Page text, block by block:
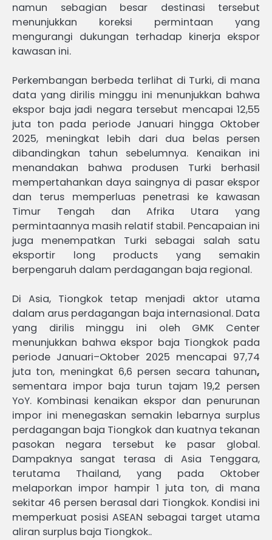
namun sebagian besar destinasi tersebut
menunjukkan koreksi permintaan yang
mengurangi dukungan terhadap kinerja ekspor
kawasan ini.
Perkembangan berbeda terlihat di Turki, di mana
data yang dirilis minggu ini menunjukkan bahwa
ekspor baja jadi negara tersebut mencapai 12,55
juta ton pada periode Januari hingga Oktober
2025, meningkat lebih dari dua belas persen
dibandingkan tahun sebelumnya. Kenaikan ini
menandakan bahwa produsen Turki berhasil
mempertahankan daya saingnya di pasar ekspor
dan terus memperluas penetrasi ke kawasan
Timur Tengah dan Afrika Utara yang
permintaannya masih relatif stabil. Pencapaian ini
juga menempatkan Turki sebagai salah satu
eksportir long products yang semakin
berpengaruh dalam perdagangan baja regional.
Di Asia, Tiongkok tetap menjadi aktor utama
dalam arus perdagangan baja internasional. Data
yang dirilis minggu ini oleh GMK Center
menunjukkan bahwa ekspor baja Tiongkok pada
periode Januari–Oktober 2025 mencapai 97,74
juta ton, meningkat 6,6 persen secara tahunan,
sementara impor baja turun tajam 19,2 persen
YoY. Kombinasi kenaikan ekspor dan penurunan
impor ini menegaskan semakin lebarnya surplus
perdagangan baja Tiongkok dan kuatnya tekanan
pasokan negara tersebut ke pasar global.
Dampaknya sangat terasa di Asia Tenggara,
terutama Thailand, yang pada Oktober
melaporkan impor hampir 1 juta ton, di mana
sekitar 46 persen berasal dari Tiongkok. Kondisi ini
memperkuat posisi ASEAN sebagai target utama
aliran surplus baja Tiongkok..